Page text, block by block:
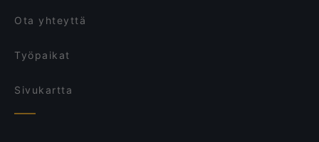
Ota yhteyttä
Työpaikat
Sivukartta